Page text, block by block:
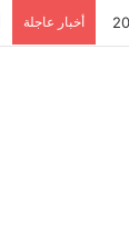
أخبار عاجلة